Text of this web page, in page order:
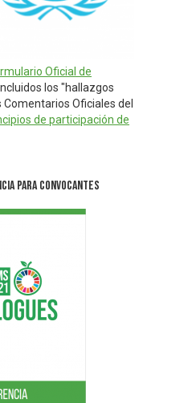
Oficial de
los "hallazgos
Oficiales del
de participación de
para Convocantes